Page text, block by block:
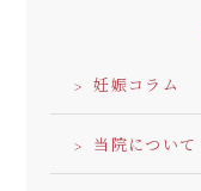
妊娠コラム
当院について